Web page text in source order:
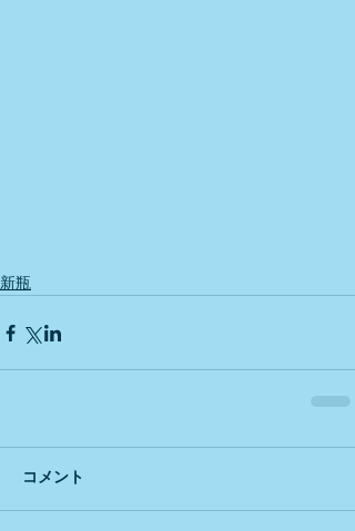
新瓶
コメント